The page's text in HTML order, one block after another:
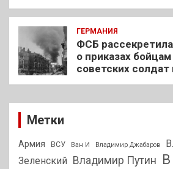
ГЕРМАНИЯ
ФСБ
о приказах
советских солдат
Метки
Армия ВСУ Ван И Владимир Джабаров
Зеленский
Владимир Путин